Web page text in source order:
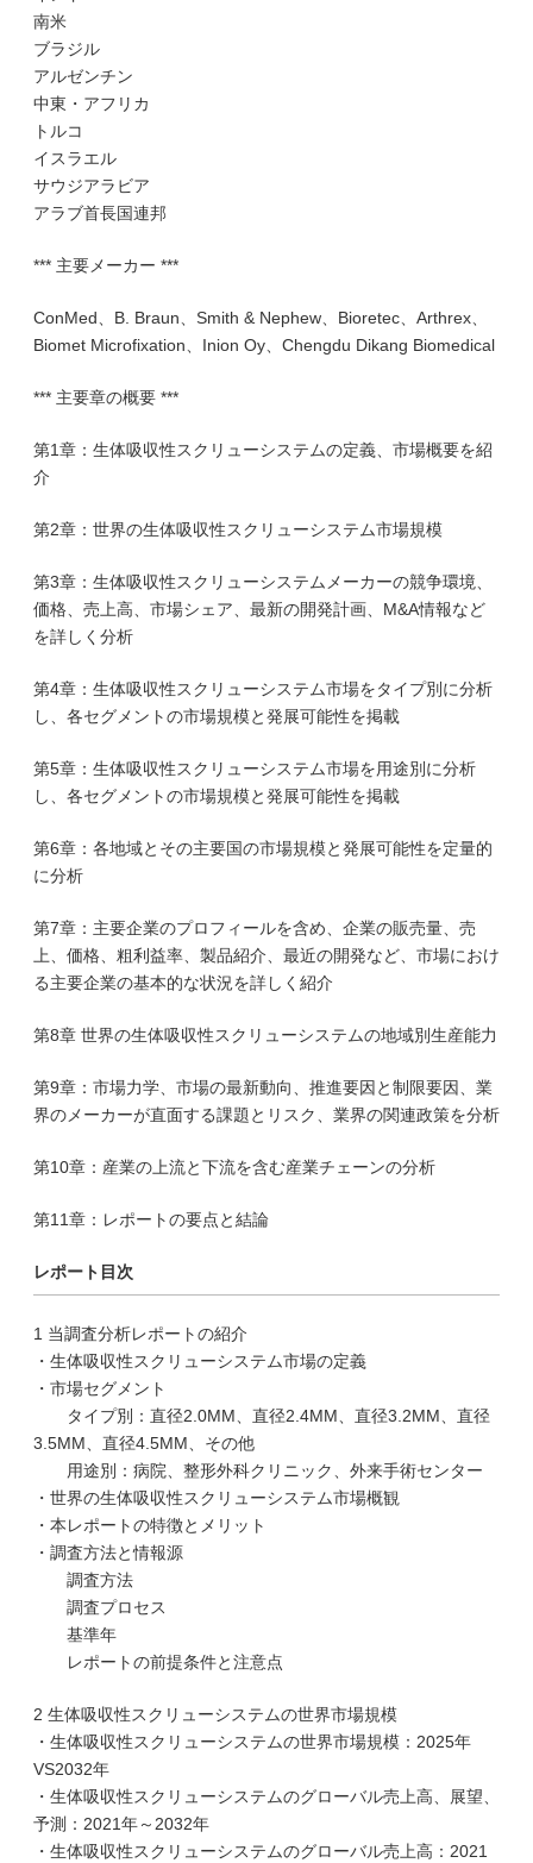
南米
ブラジル
アルゼンチン
中東・アフリカ
トルコ
イスラエル
サウジアラビア
アラブ首長国連邦
*** 主要メーカー ***
ConMed、B. Braun、Smith & Nephew、Bioretec、Arthrex、
Biomet Microfixation、Inion Oy、Chengdu Dikang Biomedical
*** 主要章の概要 ***
第1章：生体吸収性スクリューシステムの定義、市場概要を紹
介
第2章：世界の生体吸収性スクリューシステム市場規模
第3章：生体吸収性スクリューシステムメーカーの競争環境、
価格、売上高、市場シェア、最新の開発計画、M&A情報など
を詳しく分析
第4章：生体吸収性スクリューシステム市場をタイプ別に分析
し、各セグメントの市場規模と発展可能性を掲載
第5章：生体吸収性スクリューシステム市場を用途別に分析
し、各セグメントの市場規模と発展可能性を掲載
第6章：各地域とその主要国の市場規模と発展可能性を定量的
に分析
第7章：主要企業のプロフィールを含め、企業の販売量、売
上、価格、粗利益率、製品紹介、最近の開発など、市場におけ
る主要企業の基本的な状況を詳しく紹介
第8章 世界の生体吸収性スクリューシステムの地域別生産能力
第9章：市場力学、市場の最新動向、推進要因と制限要因、業
界のメーカーが直面する課題とリスク、業界の関連政策を分析
第10章：産業の上流と下流を含む産業チェーンの分析
第11章：レポートの要点と結論
レポート目次
1 当調査分析レポートの紹介
・生体吸収性スクリューシステム市場の定義
・市場セグメント
タイプ別：直径2.0MM、直径2.4MM、直径3.2MM、直径
3.5MM、直径4.5MM、その他
用途別：病院、整形外科クリニック、外来手術センター
・世界の生体吸収性スクリューシステム市場概観
・本レポートの特徴とメリット
・調査方法と情報源
調査方法
調査プロセス
基準年
レポートの前提条件と注意点
2 生体吸収性スクリューシステムの世界市場規模
・生体吸収性スクリューシステムの世界市場規模：2025年
VS2032年
・生体吸収性スクリューシステムのグローバル売上高、展望、
予測：2021年～2032年
・生体吸収性スクリューシステムのグローバル売上高：2021